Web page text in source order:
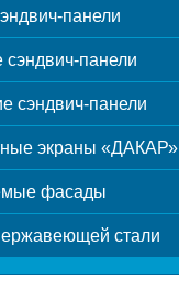
панели
сэндвич-панели
сэндвич-панели
экраны «ДАКАР»
фасады
стали